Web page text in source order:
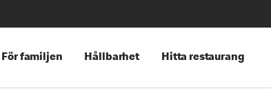
För familjen Hållbarhet Hitta restaurang